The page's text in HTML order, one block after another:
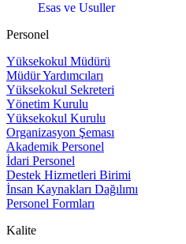
Esas ve Usuller
Personel
Yüksekokul Müdürü
Müdür Yardımcıları
Yüksekokul Sekreteri
Yönetim Kurulu
Yüksekokul Kurulu
Organizasyon Şeması
Akademik Personel
İdari Personel
Destek Hizmetleri Birimi
İnsan Kaynakları Dağılımı
Personel Formları
Kalite